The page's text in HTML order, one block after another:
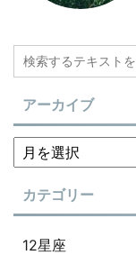
アーカイブ
カテゴリー
12星座